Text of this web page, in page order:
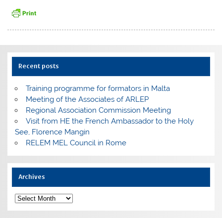
Recent posts
Training programme for formators in Malta
Meeting of the Associates of ARLEP
Regional Association Commission Meeting
Visit from HE the French Ambassador to the Holy
See, Florence Mangin
RELEM MEL Council in Rome
Archives
Archives